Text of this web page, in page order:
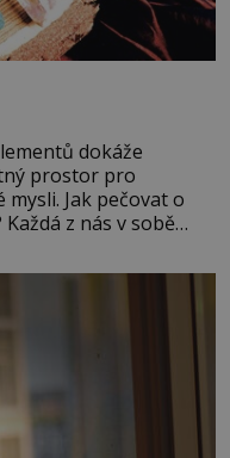
dokáže
prostor pro
Jak pečovat o
z nás v sobě
Ohnivá znamení
Lva a Střelce v sobě
Vaše